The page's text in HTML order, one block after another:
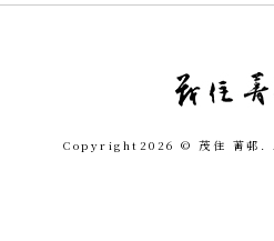
Copyright 2026 © 茂住 菁邨